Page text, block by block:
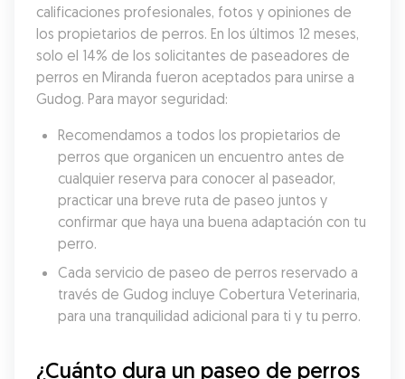
calificaciones profesionales, fotos y opiniones de
los propietarios de perros. En los últimos 12 meses,
solo el 14% de los solicitantes de paseadores de
perros en Miranda fueron aceptados para unirse a
Gudog. Para mayor seguridad:
Recomendamos a todos los propietarios de
perros que organicen un encuentro antes de
cualquier reserva para conocer al paseador,
practicar una breve ruta de paseo juntos y
confirmar que haya una buena adaptación con tu
perro.
Cada servicio de paseo de perros reservado a
través de Gudog incluye Cobertura Veterinaria,
para una tranquilidad adicional para ti y tu perro.
¿Cuánto dura un paseo de perros